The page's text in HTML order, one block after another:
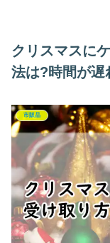
クリスマスに
法は?時間が遅
市販品